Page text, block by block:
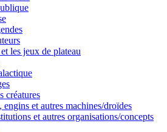
les jeux de plateau
créatures
engins et autres machines/droïdes
et autres organisations/concepts